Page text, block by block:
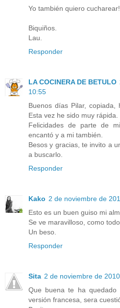
Yo también quiero
Biquiños.
Lau.
Responder
LA COCINERA DE BETULO
10:55
Buenos días Pilar, copiada,
Esta vez he sido muy rápida.
Felicidades de parte de
encantó y a mi también.
Besos y gracias, te invito a
a buscarlo.
Responder
Kako 2 de noviembre de
Esto es un buen guiso mi
Se ve maravilloso, como
Un beso.
Responder
Sita 2 de noviembre de
Que buena te ha
versión francesa, sera